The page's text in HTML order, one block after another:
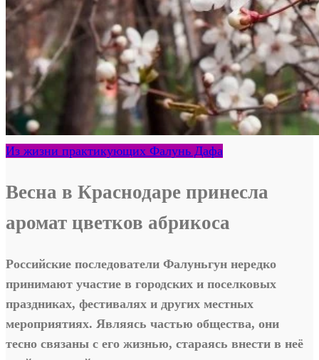
Из жизни практикующих Фалунь Дафа
Весна в Краснодаре принесла
аромат цветков абрикоса
Российские последователи Фалуньгун нередко
принимают участие в городских и поселковых
праздниках, фестивалях и других местных
мероприятиях. Являясь частью общества, они
тесно связаны с его жизнью, стараясь внести в неё